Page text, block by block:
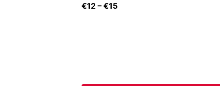
€12 – €15